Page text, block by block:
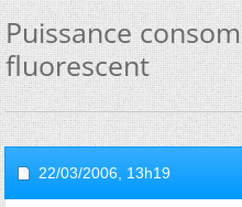
Puissance
fluorescent
22/03/2006, 13h19